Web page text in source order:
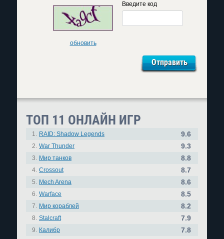
обновить
Введите код
ТОП 11 ОНЛАЙН ИГР
1. RAID: Shadow Legends 9.6
2. War Thunder 9.3
3. Мир танков 8.8
4. Crossout 8.7
5. Mech Arena 8.6
6. Warface 8.5
7. Мир кораблей 8.2
8. Stalcraft 7.9
9. Калибр 7.8